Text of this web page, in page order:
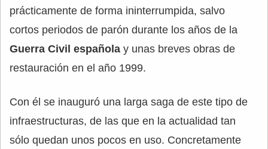
prácticamente de forma ininterrumpida, salvo
cortos periodos de parón durante los años de la
Guerra Civil española y unas breves obras de
restauración en el año 1999.
Con él se inauguró una larga saga de este tipo de
infraestructuras, de las que en la actualidad tan
sólo quedan unos pocos en uso. Concretamente